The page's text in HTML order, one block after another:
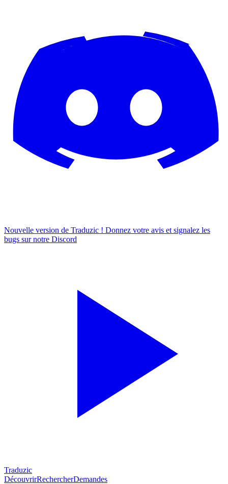
Nouvelle version de Traduzic ! Donnez votre avis et signalez les
bugs sur notre Discord
Traduzic
DécouvrirRechercherDemandes